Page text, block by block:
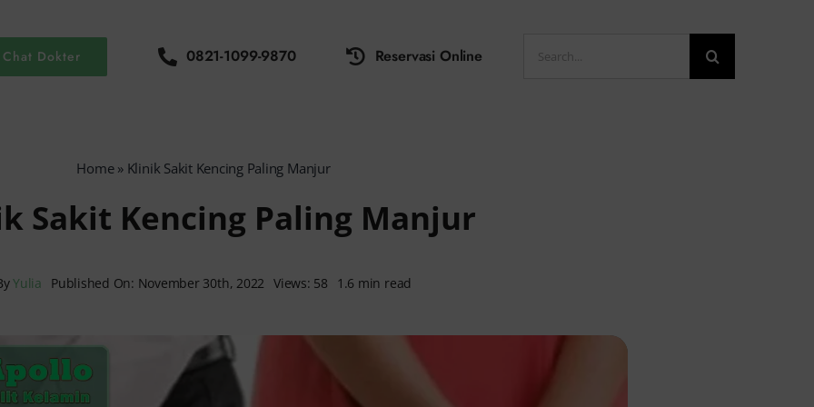
Chat Dokter 0821-1099-9870 Reservasi Online
for:
Home» Klinik Sakit Kencing Paling Manjur
Sakit Kencing Paling Manjur
Yulia Published On: November 30th, 2022 Views: 58 1.6 min read